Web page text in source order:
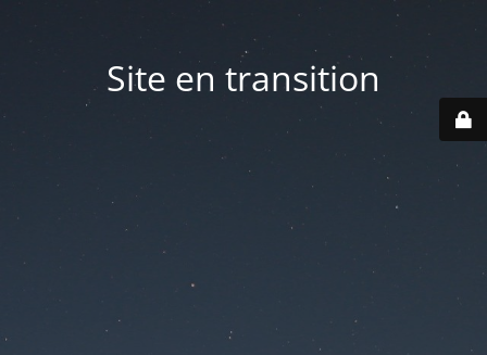
Site en transition